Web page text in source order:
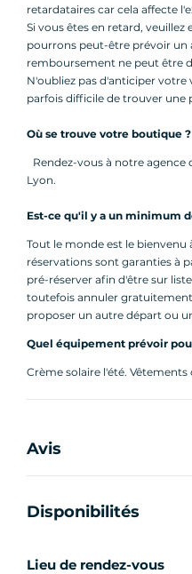
retardataires car cela affecte
Si vous êtes en retard, veuillez
pourrons peut-être prévoir un
remboursement ne peut être
N'oubliez pas d'anticiper votre
parfois difficile de trouver une
Où se trouve votre boutique ?
Rendez-vous à notre agence
Lyon.
Est-ce qu'il y a un minimum
Tout le monde est le
réservations sont garanties à
pré-réserver afin d'être sur
toutefois annuler
proposer un autre départ ou
Quel équipement prévoir
Crème solaire l'été. Vêtements
Avis
Disponibilités
Lieu de rendez-vous